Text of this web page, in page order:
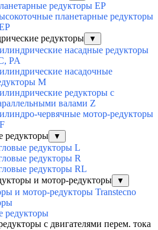
редукторы EP
планетарные редукторы
редукторы
▼
насадные редукторы
PA
насадочные
M
редукторы с
валами Z
червячные мотор-редукторы
редукторы
▼
редукторы L
редукторы R
редукторы RL
и мотор-редукторы
▼
и мотор-редукторы Transtecno
редукторы
с двигателями перем. тока